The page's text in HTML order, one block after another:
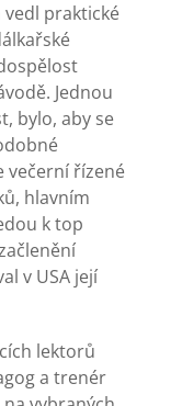
praktické
Jednou
bylo, aby se
večerní řízené
hlavním
k top
v USA její
lektorů
a trenér